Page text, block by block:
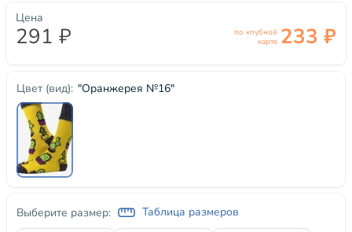
Цвет (вид): "Оранжерея №16"
Выберите размер: Таблица размеров
Цена
291 ₽
по клубной
карте 233 ₽